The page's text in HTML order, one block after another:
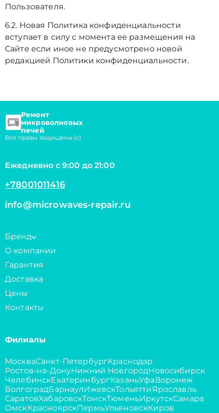
Пользователя.
6.2. Новая Политика конфиденциальности
вступает в силу с момента ее размещения на
Сайте если иное не предусмотрено новой
редакцией Политики конфиденциальности.
Ремонт
микроволновых
печей
Все правы защищены (с)
Ежедневно с 9:00 до 21:00
+78001011416
info@microwaves-repair.ru
Бренд
О компании
Гарантия
Доставка
Цены
Контакты
Филиалы
МоскваСанкт-ПетербургКраснодар
Ростов-на-ДонуНижний НовгородНовосибирск
ЧелябинскЕкатеринбургКазаньУфаВоронеж
ВолгоградБарнаулИжевскТольяттиЯрославль
СаратовХабаровскТомскТюменьИркутскСамара
ОмскКрасноярскПермьУльяновскКиров